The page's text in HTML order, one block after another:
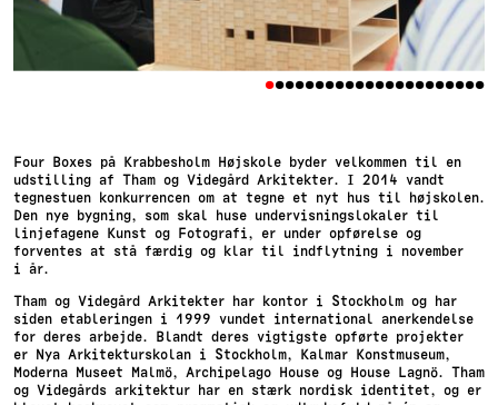
••••••••••••••••••••••
Four Boxes på Krabbesholm Højskole byder velkommen til en
udstilling af Tham og Videgård Arkitekter. I 2014 vandt
tegnestuen konkurrencen om at tegne et nyt hus til højskolen.
Den nye bygning, som skal huse undervisningslokaler til
linjefagene Kunst og Fotografi, er under opførelse og
forventes at stå færdig og klar til indflytning i november
i år.
Tham og Videgård Arkitekter har kontor i Stockholm og har
siden etableringen i 1999 vundet international anerkendelse
for deres arbejde. Blandt deres vigtigste opførte projekter
er Nya Arkitekturskolan i Stockholm, Kalmar Konstmuseum,
Moderna Museet Malmö, Archipelago House og House Lagnö. Tham
og Videgårds arkitektur har en stærk nordisk identitet, og er